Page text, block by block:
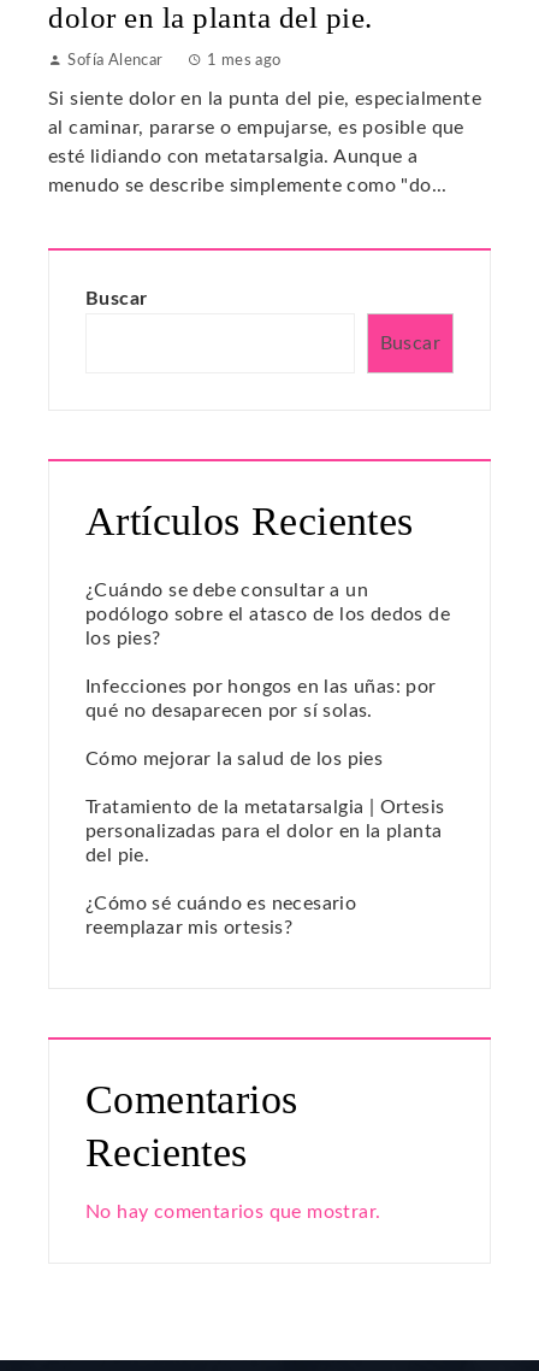
dolor en la planta del pie.
Sofía Alencar 1 mes ago
Si siente dolor en la punta del pie, especialmente
al caminar, pararse o empujarse, es posible que
esté lidiando con metatarsalgia. Aunque a
menudo se describe simplemente como "do...
Buscar
Buscar
Artículos Recientes
¿Cuándo se debe consultar a un
podólogo sobre el atasco de los dedos de
los pies?
Infecciones por hongos en las uñas: por
qué no desaparecen por sí solas.
Cómo mejorar la salud de los pies
Tratamiento de la metatarsalgia | Ortesis
personalizadas para el dolor en la planta
del pie.
¿Cómo sé cuándo es necesario
reemplazar mis ortesis?
Comentarios
Recientes
No hay comentarios que mostrar.